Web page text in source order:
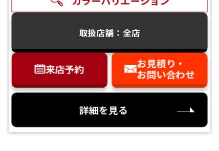
バイク館ではお乗り出しまでに必要
取扱店舗：全店
来店予約
お見積り・
お問い合わせ
詳細を見る
VESPA 125（ベスパ） 【国内未発売2025
保証付｜全国配送対応｜下取り歓迎 実車
確認・在庫確認受付中